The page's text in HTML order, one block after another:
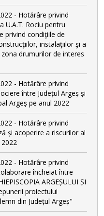
- Hotărâre privind
U.A.T. Rociu pentru
privind condiţiile de
instalaţiilor şi a
drumurilor de interes
- Hotărâre privind
între Județul Argeș și
Argeș pe anul 2022
- Hotărâre privind
și acoperire a riscurilor al
- Hotărâre privind
încheiat între
ARGEȘULUI ȘI
proiectului
din Județul Argeș"